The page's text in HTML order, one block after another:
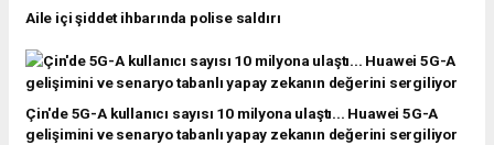
Aile içi şiddet ihbarında polise saldırı
Çin'de 5G-A kullanıcı sayısı 10 milyona ulaştı... Huawei 5G-A
gelişimini ve senaryo tabanlı yapay zekanın değerini sergiliyor